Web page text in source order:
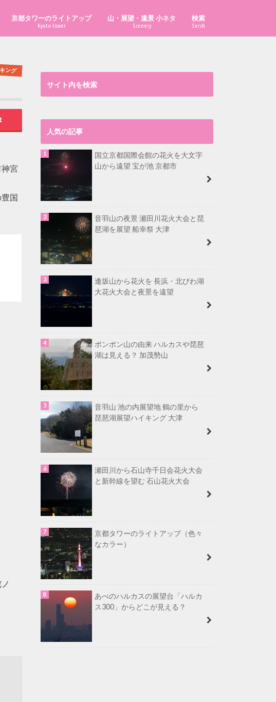
京都タワーのライトアップ
Kyoto-tower
山・展望・遠景 小ネタ
Scenery
検索
Serch
ング
宮
国
サイト内を検索
人気の記事
国立京都国際会館の花火を大文字
山から遠望 宝が池 京都市
音羽山の夜景 瀬田川花火大会と琵
琶湖を展望 船幸祭 大津
逢坂山から花火を 長浜・北びわ湖
大花火大会と夜景を遠望
ポンポン山の由来 ハルカスや琵琶
湖は見える？ 加茂勢山
音羽山 池の内展望地 鶴の里から
琵琶湖展望ハイキング 大津
瀬田川から石山寺千日会花火大会
と新幹線を望む 石山花火大会
京都タワーのライトアップ（色々
なカラー）
あべのハルカスの展望台「ハルカ
ス300」からどこが見える？